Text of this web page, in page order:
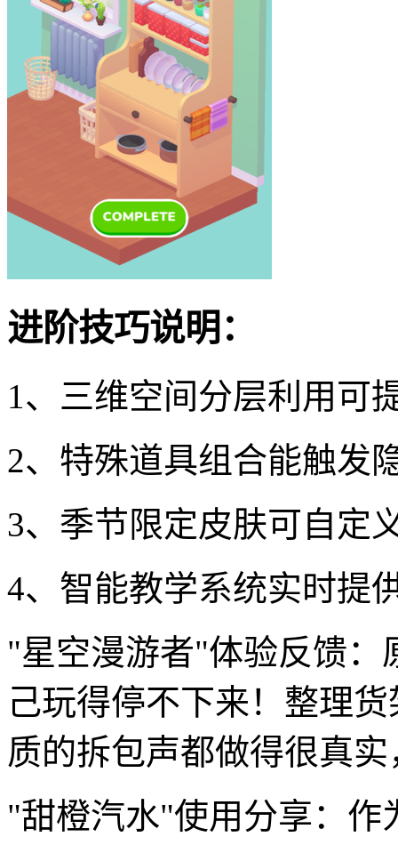
进阶技巧说明：
1、三维空间分层利用可
2、特殊道具组合能触发
3、季节限定皮肤可自定
4、智能教学系统实时提
"星空漫游者"体验反馈：
己玩得停不下来！整理
质的拆包声都做得很真
"甜橙汽水"使用分享：作